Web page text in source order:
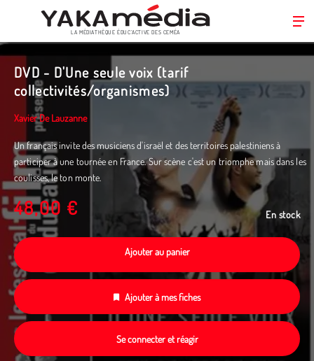
contenu
principal
LA MÉDIATHÈQUE ÉDUC’ACTIVE DES CEMÉA
DVD - D'Une seule voix (tarif
collectivités/organismes)
Xavier De Lauzanne
Un français invite des musiciens d'israël et des territoires palestiniens à
participer à une tournée en France. Sur scène c'est un triomphe mais dans les
coulisses, le ton monte.
48,00 € En stock
Ajouter au panier
Ajouter à mes fiches
Se connecter et réagir